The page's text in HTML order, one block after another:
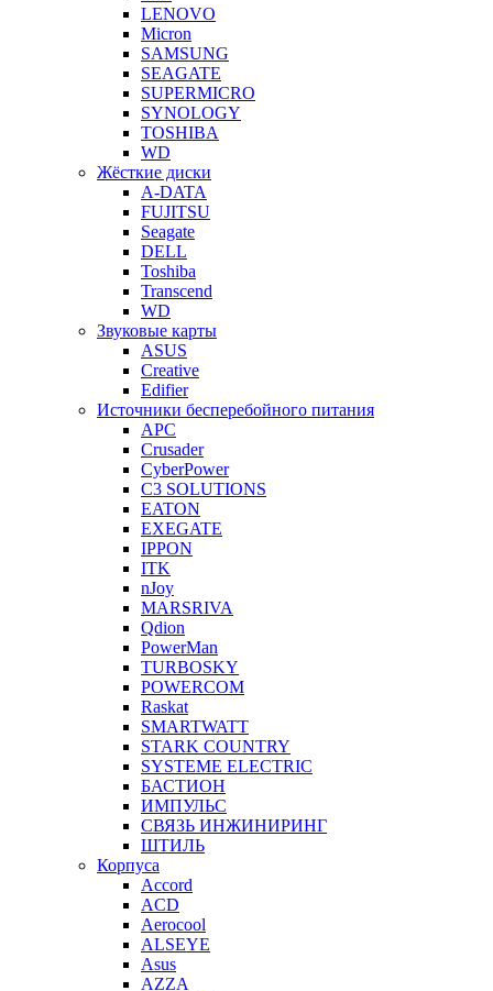
LENOVO
Micron
SAMSUNG
SEAGATE
SUPERMICRO
SYNOLOGY
TOSHIBA
WD
Жёсткие диски
A-DATA
FUJITSU
Seagate
DELL
Toshiba
Transcend
WD
Звуковые карты
ASUS
Creative
Edifier
Источники бесперебойного питания
APC
Crusader
CyberPower
C3 SOLUTIONS
EATON
EXEGATE
IPPON
ITK
nJoy
MARSRIVA
Qdion
PowerMan
TURBOSKY
POWERCOM
Raskat
SMARTWATT
STARK COUNTRY
SYSTEME ELECTRIC
БАСТИОН
ИМПУЛЬС
СВЯЗЬ ИНЖИНИРИНГ
ШТИЛЬ
Корпуса
Accord
ACD
Aerocool
ALSEYE
Asus
AZZA